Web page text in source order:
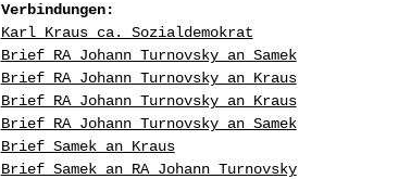
Verbindungen:
Karl Kraus ca. Sozialdemokrat
Brief RA Johann Turnovsky an Samek
Brief RA Johann Turnovsky an Kraus
Brief RA Johann Turnovsky an Kraus
Brief RA Johann Turnovsky an Samek
Brief Samek an Kraus
Brief Samek an RA Johann Turnovsky